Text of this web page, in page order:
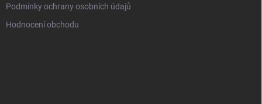
Podmínky ochrany osobních údajů
Hodnocení obchodu